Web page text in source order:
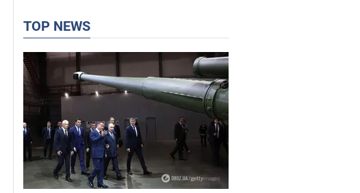
TOP NEWS